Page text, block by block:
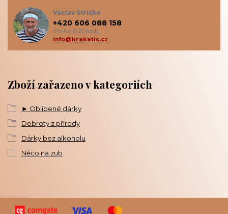
Zboží zařazeno v kategoriích
► Oblíbené dárky
Dobroty z přírody
Dárky bez alkoholu
Něco na zub
Václav Stričko
+420 606 088 158
(Po-Ne, 8-20 hod.)
info@krakatis.cz